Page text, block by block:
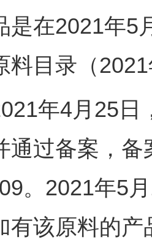
是在2021年5
料目录（
年4月25日
通过备案，
。2021年5
有该原料的